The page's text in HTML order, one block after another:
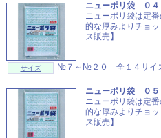
ニューポリ袋 ０４
ニューポリ袋は定
的な厚みよりチョ
ス販売】
サイズ №７～№２０ 全１４サイ
ニューポリ袋 ０５
ニューポリ袋は定
的な厚みよりチョ
ス販売】